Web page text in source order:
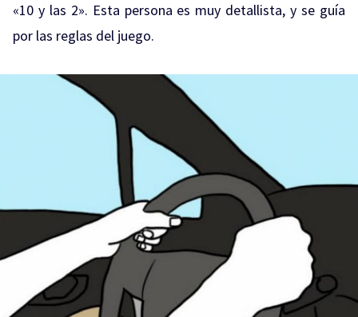
«10 y las 2». Esta persona es muy detallista, y se guía
por las reglas del juego.